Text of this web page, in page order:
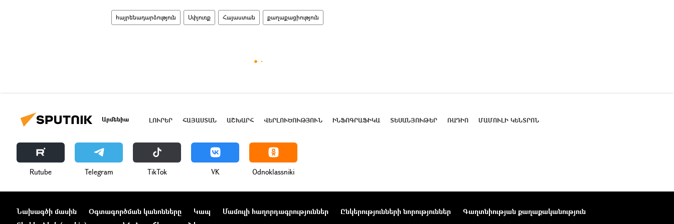
հայրենադարձություն Սփյուռք Հայաստան քաղաքացիություն
Արմենիա ԼՈՒՐԵՐ ՀԱՅԱՍՏԱՆ ԱՇԽԱՐՀ ՎԵՐԼՈՒԾՈՒԹՅՈՒՆ ԻՆՖՈԳՐԱՖԻԿԱ ՏԵՍԱՆՅՈՒԹԵՐ ՌԱԴԻՈ ՄԱՄՈՒԼԻ ԿԵՆՏՐՈՆ
Rutube Telegram ТikТоk VK Odnoklassniki
Նախագծի մասին Օգտագործման կանոնները Կապ Մամուլի հաղորդագրություններ Ընկերությունների նորություններ
Գաղտնիության քաղաքականություն